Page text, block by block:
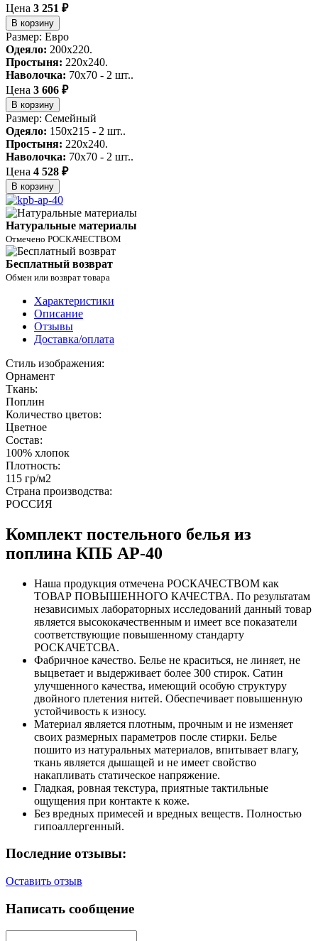
Цена 3 251 ₽
В корзину
Размер: Евро
Одеяло: 200x220.
Простыня: 220x240.
Наволочка: 70x70 - 2 шт..
Цена 3 606 ₽
В корзину
Размер: Семейный
Одеяло: 150x215 - 2 шт..
Простыня: 220x240.
Наволочка: 70x70 - 2 шт..
Цена 4 528 ₽
В корзину
Натуральные материалы
Отмечено РОСКАЧЕСТВОМ
Бесплатный возврат
Обмен или возврат товара
Характеристики
Описание
Отзывы
Доставка/оплата
Стиль изображения:
Орнамент
Ткань:
Поплин
Количество цветов:
Цветное
Состав:
100% хлопок
Плотность:
115 гр/м2
Страна производства:
РОССИЯ
Комплект постельного белья из
поплина КПБ AP-40
Наша продукция отмечена РОСКАЧЕСТВОМ как
ТОВАР ПОВЫШЕННОГО КАЧЕСТВА. По результатам
независимых лабораторных исследований данный товар
является высококачественным и имеет все показатели
соответствующие повышенному стандарту
РОСКАЧЕТСВА.
Фабричное качество. Белье не краситься, не линяет, не
выцветает и выдерживает более 300 стирок. Сатин
улучшенного качества, имеющий особую структуру
двойного плетения нитей. Обеспечивает повышенную
устойчивость к износу.
Материал является плотным, прочным и не изменяет
своих размерных параметров после стирки. Белье
пошито из натуральных материалов, впитывает влагу,
ткань является дышащей и не имеет свойство
накапливать статическое напряжение.
Гладкая, ровная текстура, приятные тактильные
ощущения при контакте к коже.
Без вредных примесей и вредных веществ. Полностью
гипоаллергенный.
Последние отзывы:
Оставить отзыв
Написать сообщение